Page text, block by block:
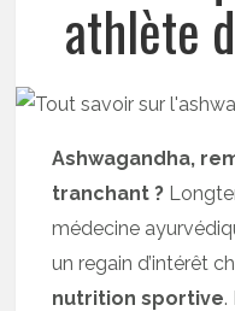
athlète
Ashwagandha,
tranchant ?
médecine
un regain d’intérêt
nutrition sportive.